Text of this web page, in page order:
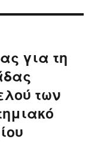
για τη
των